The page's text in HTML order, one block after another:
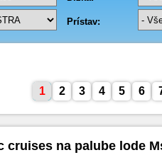
6
5
4
3
2
1
na palube lode